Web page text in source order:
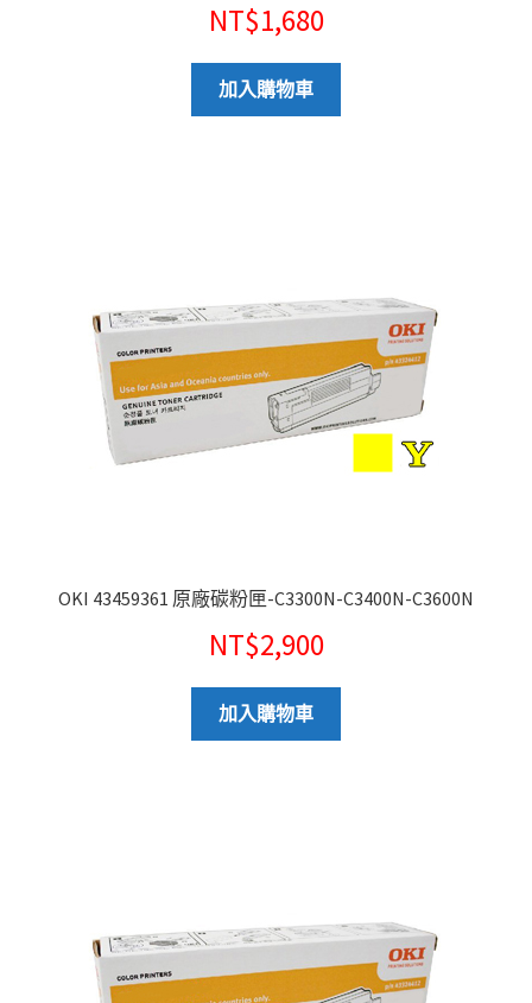
NT$1,680
加入購物車
OKI 43459361 原廠碳粉匣-C3300N-C3400N-C3600N
NT$2,900
加入購物車